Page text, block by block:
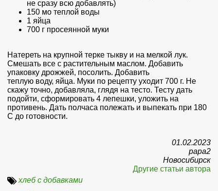
не сразу всю добавлять)
150 мо теплой воды
1 яйца
700 г просеянной муки
Натереть на крупной терке тыкву и на мелкой лук.
Смешать все с растительным маслом. Добавить
упаковку дрожжей, посолить. Добавить
теплую воду, яйца. Муки по рецепту уходит 700 г. Не
скажу точно, добавляла, глядя на тесто. Тесту дать
подойти, сформировать 4 лепешки, уложить на
противень. Дать полчаса полежать и выпекать при 180
С до готовности.
01.02.2023
papa2
Новосибирск
Другие статьи автора
хлеб с добавками